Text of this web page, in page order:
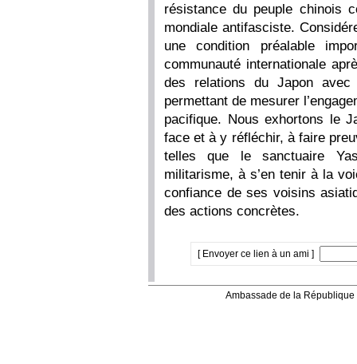
résistance du peuple chinois
mondiale antifasciste.
une condition préalable
communauté internationale
des relations du Japon
permettant de mesurer
pacifique. Nous exhortons le
face et à y réfléchir, à faire
telles que le sanctuaire
militarisme, à s’en tenir à la
confiance de ses voisins
des actions concrètes.
[ Envoyer ce lien à un ami ]
Ambassade de la